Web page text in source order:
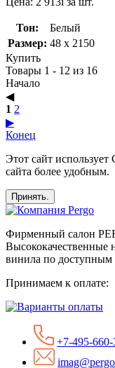
Тон:
Белый
Размер: 48 x 2150
Купить
Товары 1 - 12 из 16
Начало
◀︎
1 2
▶︎
Конец
Этот сайт использует
сайта более удобным.
Принять.
Фирменный салон
Высококачественные
винила по доступным
Принимаем к оплате:
+7-495-